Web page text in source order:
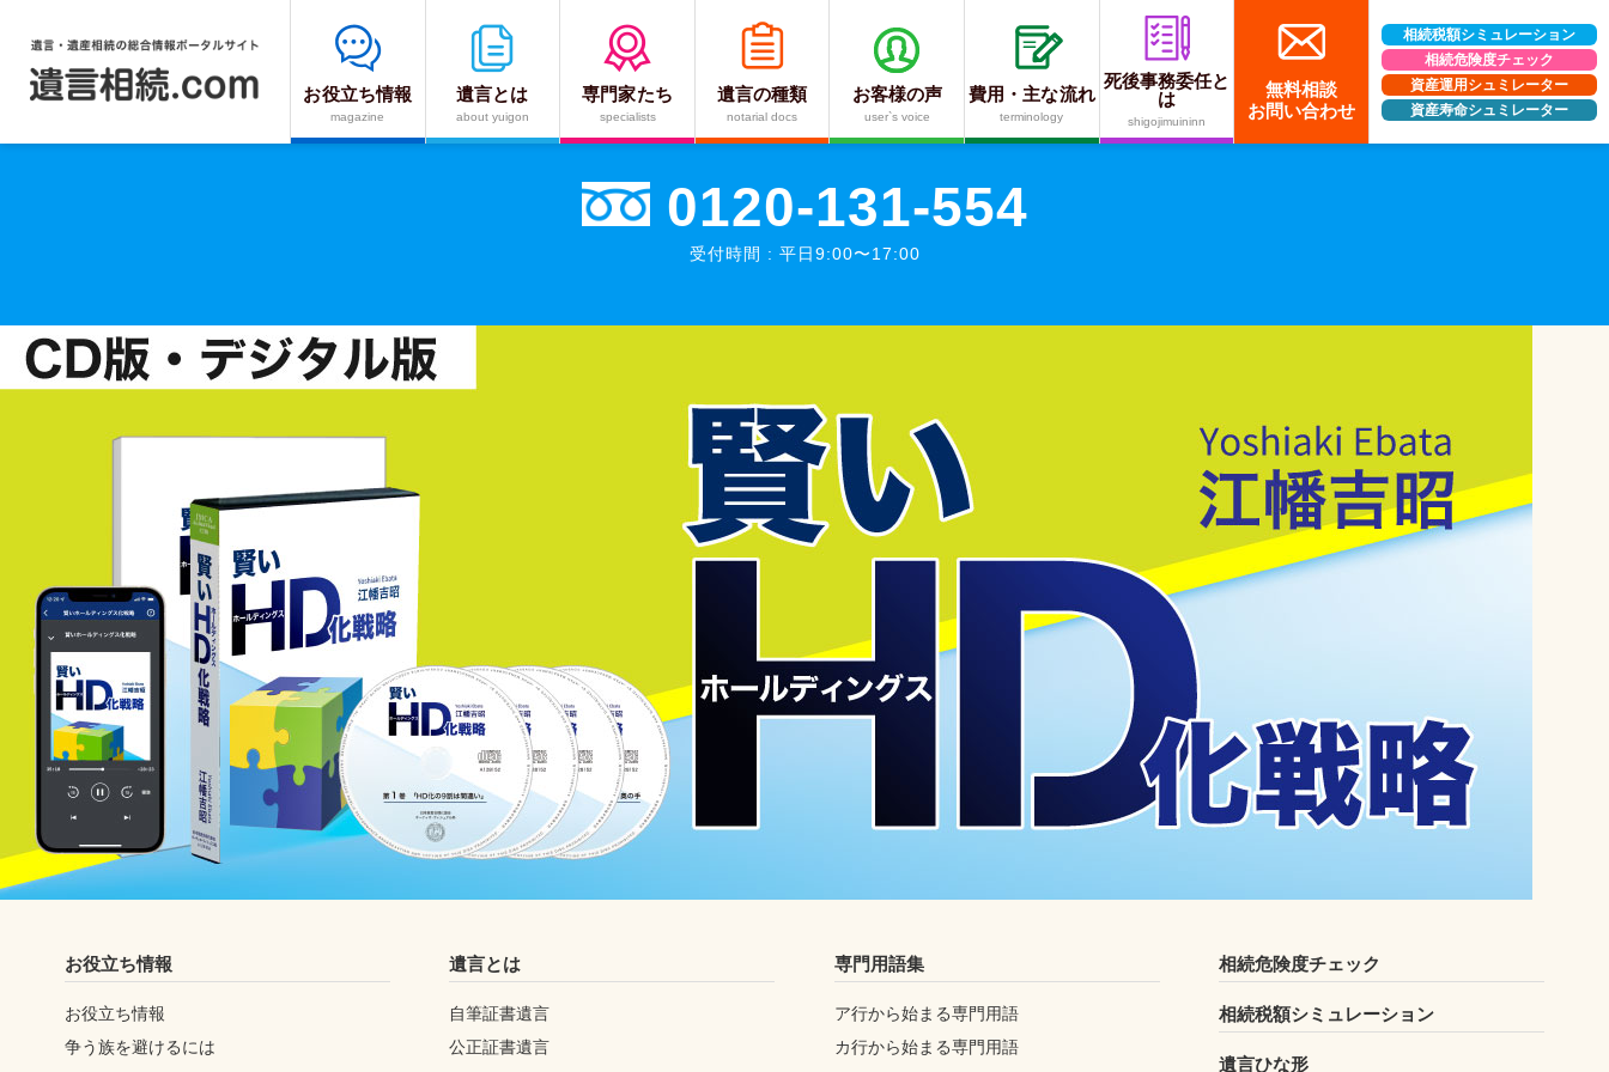
お役立ち情報
magazine
遺言とは
about yuigon
専門家たち
specialists
遺言の種類
notarial docs
お客様の声
user`s voice
費用・主な流れ
terminology
死後事務委任と
は
shigojimuininn
無料相談
お問い合わせ
相続税額シミュレーション
相続危険度チェック
資産運用シュミレーター
資産寿命シュミレーター
遺言や相続でのお悩みを 私達が解決します。
0120-131-554
受付時間 : 平日9:00〜17:00
お役立ち情報
お役立ち情報
争う族を避けるには
遺言とは
自筆証書遺言
公正証書遺言
専門用語集
ア行から始まる専門用語
カ行から始まる専門用語
相続危険度チェック
相続税額シミュレーション
遺言ひな形